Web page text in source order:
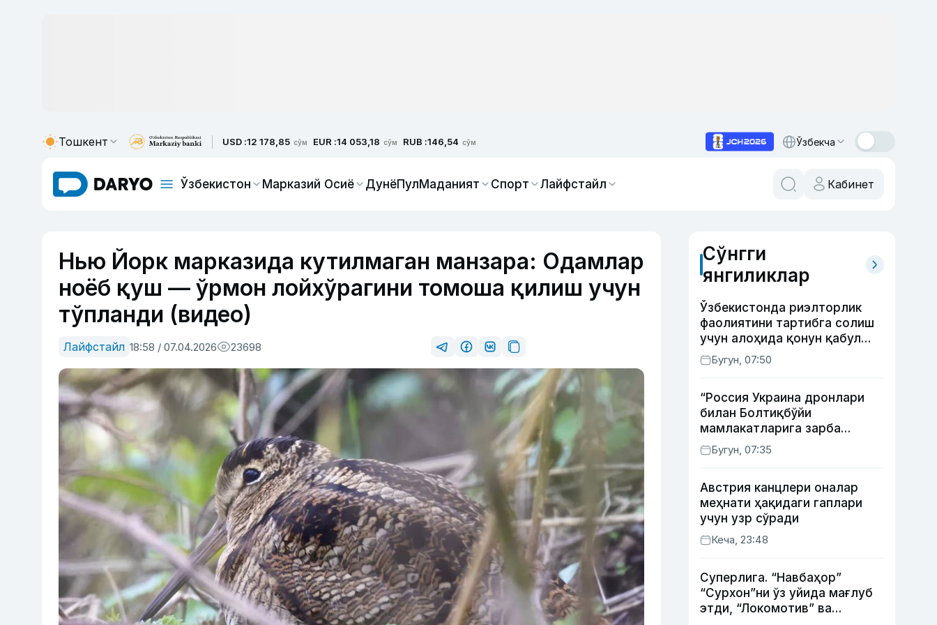
Тошкент USD :12 178,85 сўм EUR :14 053,18 сўм RUB :146,54 сўм Ўзбекча
Ўзбекистон Марказий Осиё ДунёПулМаданият Спорт Лайфстайл Кабинет
Нью Йорк марказида кутилмаган манзара: Одамлар
ноёб қуш — ўрмон лойхўрагини томоша қилиш учун
тўпланди (видео)
Лайфстайл 18:58 / 07.04.2026 23698
Сўнгги
янгиликлар
Ўзбекистонда риэлторлик
фаолиятини тартибга солиш
учун алоҳида қонун қабул
қилинди
Бугун, 07:50
“Россия Украина дронлари
билан Болтиқбўйи
мамлакатларига зарба
бермоқчи” — Литва мудофаа
вазири
Бугун, 07:35
Австрия канцлери оналар
меҳнати ҳақидаги гаплари
учун узр сўради
Кеча, 23:48
Суперлига. “Навбаҳор”
“Сурхон”ни ўз уйида мағлуб
этди, “Локомотив” ва